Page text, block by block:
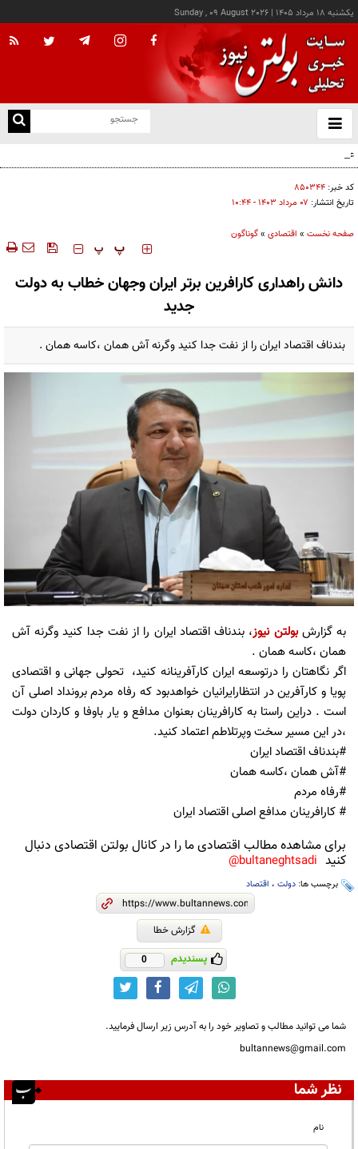
يکشنبه ۱۸ مرداد ۱۴۰۵ |
Sunday , 09 August 2026
باز
و
عامل افزایش قبوض آب و برق برخی مشترکان چه بود؟
کد خبر: ۸۵۰۳۴۴
تاریخ انتشار: ۰۷ مرداد ۱۴۰۳ - ۱۰:۴۴
صفحه نخست » اقتصادی »گوناگون
‍‍‍ پ پ
دانش راهداری کارافرین برتر ایران وجهان خطاب به دولت
جدید
بندناف اقتصاد ایران را از نفت جدا کنید وگرنه آش همان ،کاسه همان .
به گزارشبولتن نیوز، بندناف اقتصاد ایران را از نفت جدا کنید وگرنه آش
همان ،کاسه همان .
اگر نگاهتان را درتوسعه ایران کارآفرینانه کنید، تحولی جهانی و اقتصادی
پویا و کارآفرین در انتظارایرانیان خواهدبود که رفاه مردم برونداد اصلی آن
است . دراین راستا به کارافرینان بعنوان مدافع و یار باوفا و کاردان دولت
،در این مسیر سخت وپرتلاطم اعتماد کنید.
#بندناف اقتصاد ایران
#آش همان ،کاسه همان
#رفاه مردم
# کارافرینان مدافع اصلی اقتصاد ایران
برای مشاهده مطالب اقتصادی ما را در کانال بولتن اقتصادی دنبال
کنید bultaneghtsadi@
برچسب ها: دولت ، اقتصاد
گزارش خطا
پسندیدم 0
شما می توانید مطالب و تصاویر خود را به آدرس زیر ارسال فرمایید.
bultannews@gmail.com
نظر شما
نام